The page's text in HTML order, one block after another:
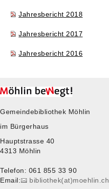
Jahresbericht 2018
Jahresbericht 2017
Jahresbericht 2016
Gemeindebibliothek Möhlin
im Bürgerhaus
Hauptstrasse 40
4313 Möhlin
Telefon: 061 855 33 90
Email:
bibliothek(at)moehlin.ch